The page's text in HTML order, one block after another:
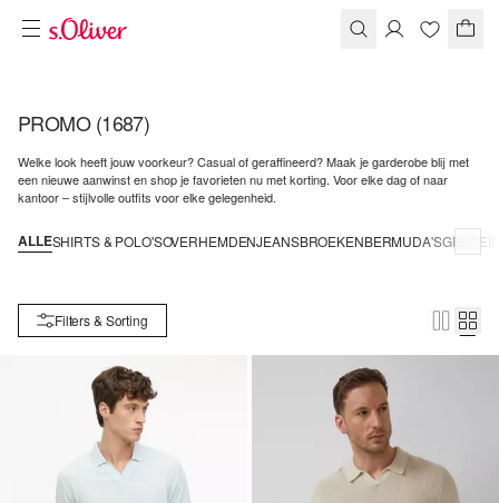
PROMO(1687)
Welke look heeft jouw voorkeur? Casual of geraffineerd? Maak je garderobe blij met
een nieuwe aanwinst en shop je favorieten nu met korting. Voor elke dag of naar
kantoor – stijlvolle outfits voor elke gelegenheid.
ALLESHIRTS & POLO'SOVERHEMDENJEANSBROEKENBERMUDA'S
Filters & Sorting